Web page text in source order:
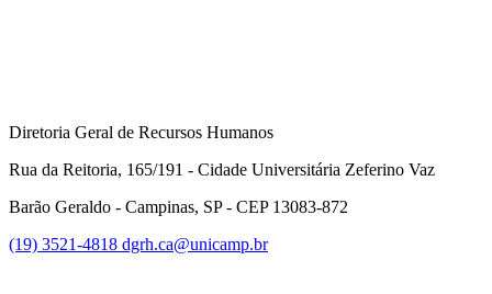
Diretoria Geral de Recursos Humanos
Rua da Reitoria, 165/191 - Cidade Universitária Zeferino Vaz
Barão Geraldo - Campinas, SP - CEP 13083-872
(19) 3521-4818 dgrh.ca@unicamp.br